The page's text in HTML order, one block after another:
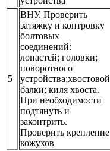
5
ВНУ. Проверить
затяжку и контровку
болтовых
соединений:
лопастей; головки;
поворотного
устройства;хвостовой
балки; киля хвоста.
При необходимости
подтянуть и
законтрить.
Проверить крепление
кожухов